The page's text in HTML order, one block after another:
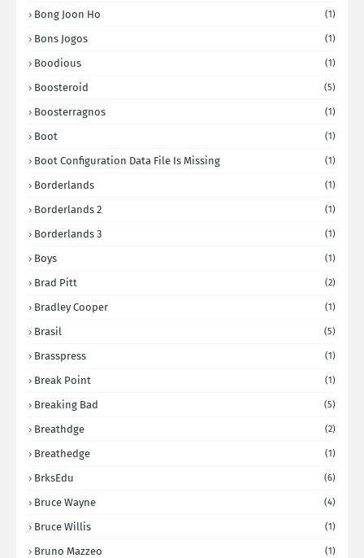
Bong Joon Ho (1)
Bons Jogos (1)
Boodious (1)
Boosteroid (5)
Boosterragnos (1)
Boot (1)
Boot Configuration Data File Is Missing (1)
Borderlands (1)
Borderlands 2 (1)
Borderlands 3 (1)
Boys (1)
Brad Pitt (2)
Bradley Cooper (1)
Brasil (5)
Brasspress (1)
Break Point (1)
Breaking Bad (5)
Breathdge (2)
Breathedge (1)
BrksEdu (6)
Bruce Wayne (4)
Bruce Willis (1)
Bruno Mazzeo (1)